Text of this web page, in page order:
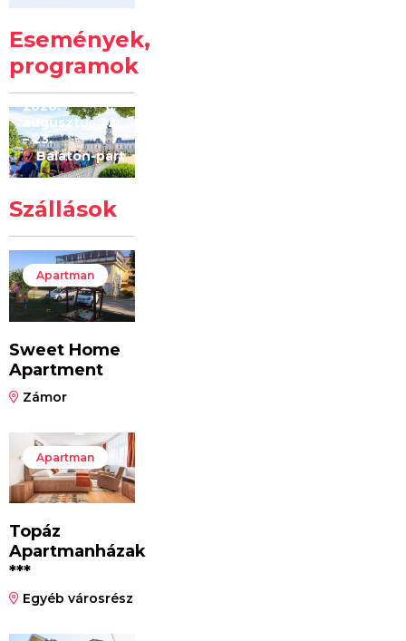
Események,
programok
Kilóméterek
2026
2026.
augusztus 22
– 23.
Balaton-part
Szállások
Apartman
Sweet Home
Apartment
Zámor
Apartman
Topáz
Apartmanházak
***
Egyéb városrész